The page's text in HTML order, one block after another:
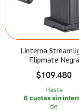
Linterna
Flipmate Negra
$109.480
Hasta
6 cuotas sin
de